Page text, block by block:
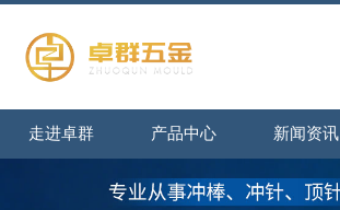
走进卓群 产品中心 新闻资讯